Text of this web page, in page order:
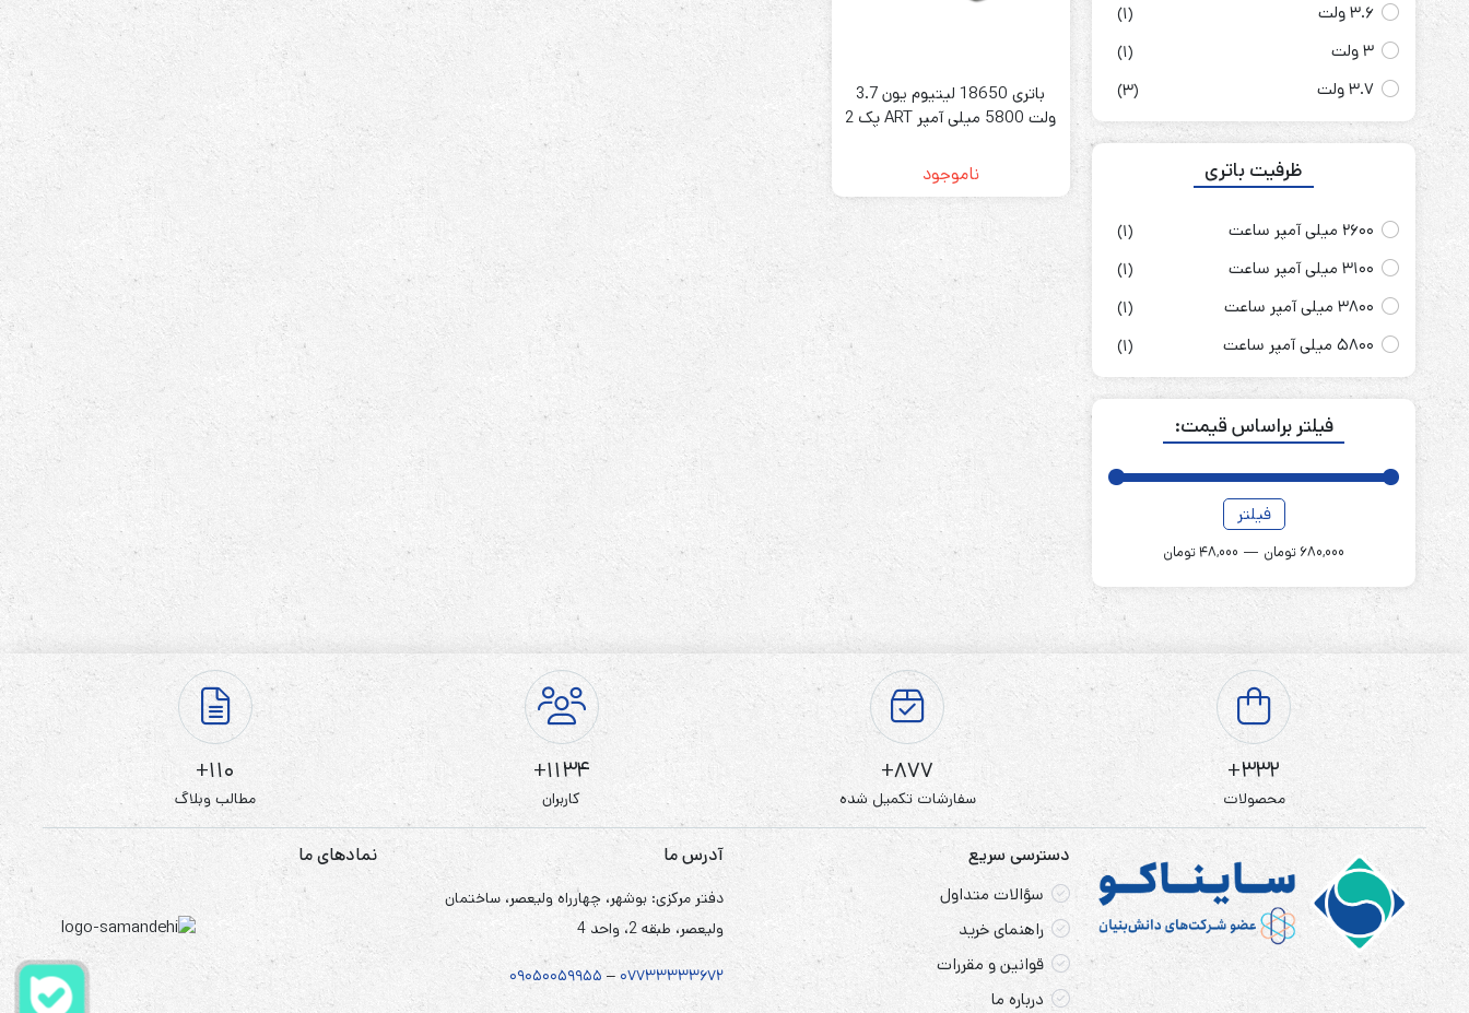
باتری 18650 لیتیوم یون 3.7
ولت 5800 میلی آمپر ART پک 2
ناموجود
3.6 ولت
(1)
3 ولت
(1)
3.7 ولت
(3)
ظرفیت باتری
2600 میلی آمپر ساعت
(1)
3100 میلی آمپر ساعت
(1)
3800 میلی آمپر ساعت
(1)
5800 میلی آمپر ساعت
(1)
فیلتر براساس قیمت:
فیلتر
48,000 تومان — 680,000 تومان
332+
محصولات
877+
سفارشات تکمیل شده
1134+
کاربران
110+
مطالب وبلاگ
دسترسی سریع
سؤالات متداول
راهنمای خرید
قوانین و مقررات
درباره ما
آدرس ما
دفتر مرکزی: بوشهر، چهارراه ولیعصر، ساختمان
ولیعصر، طبقه 2، واحد 4
۰۷۷۳۳۳۳۳۶۷۲ – ۰۹۰۵۰۰۵۹۹۵۵
نمادهای ما